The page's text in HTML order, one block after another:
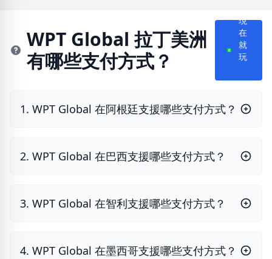
WPT Global 拉丁美洲
有哪些支付方式？
現
在
就
1. WPT Global 在阿根廷支援哪些支付方式？
2. WPT Global 在巴西支援哪些支付方式？
3. WPT Global 在智利支援哪些支付方式？
4. WPT Global 在墨西哥支援哪些支付方式？